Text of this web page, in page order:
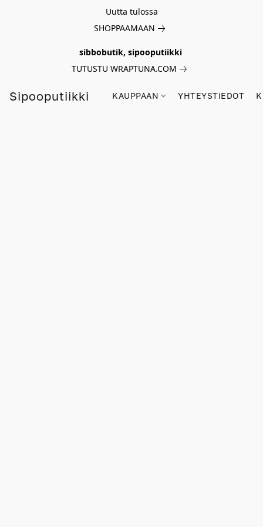
Uutta tulossa
SHOPPAAMAAN
sibbobutik, sipooputiikki
TUTUSTU WRAPTUNA.COM
Sipooputiikki KAUPPAAN YHTEYSTIEDOT